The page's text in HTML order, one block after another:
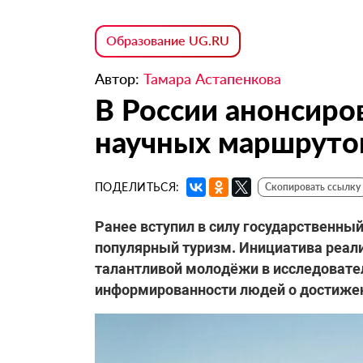
Образование UG.RU
Автор: Тамара Астапенкова
В России
научных
ПОДЕЛИТЬСЯ: Скопировать ссылку
Ранее вступил в силу
популярный туризм. Инициатива
талантливой молодёжи в
информированности людей о